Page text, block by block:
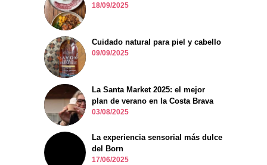
18/09/2025
Cuidado natural para piel y cabello
09/09/2025
La Santa Market 2025: el mejor
plan de verano en la Costa Brava
03/08/2025
La experiencia sensorial más dulce
del Born
17/06/2025